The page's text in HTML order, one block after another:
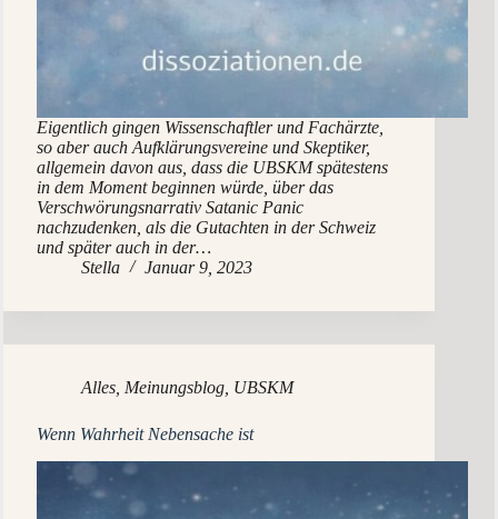
Eigentlich gingen Wissenschaftler und Fachärzte,
so aber auch Aufklärungsvereine und Skeptiker,
allgemein davon aus, dass die UBSKM spätestens
in dem Moment beginnen würde, über das
Verschwörungsnarrativ Satanic Panic
nachzudenken, als die Gutachten in der Schweiz
und später auch in der…
Stella
Januar 9, 2023
Alles Meinungsblog UBSKM
Wenn Wahrheit Nebensache ist